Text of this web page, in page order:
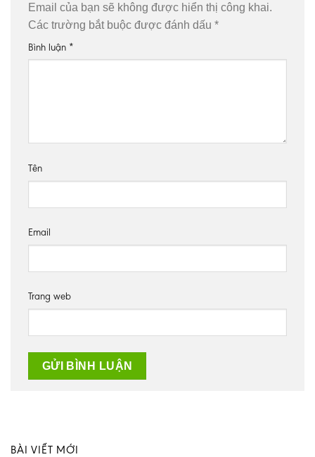
Email của bạn sẽ không được hiển thị công khai.
Các trường bắt buộc được đánh dấu *
Bình luận *
Tên
Email
Trang web
BÀI VIẾT MỚI